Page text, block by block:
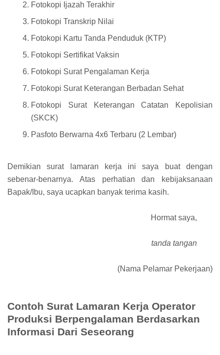
Fotokopi Ijazah Terakhir
Fotokopi Transkrip Nilai
Fotokopi Kartu Tanda Penduduk (KTP)
Fotokopi Sertifikat Vaksin
Fotokopi Surat Pengalaman Kerja
Fotokopi Surat Keterangan Berbadan Sehat
Fotokopi Surat Keterangan Catatan Kepolisian
(SKCK)
Pasfoto Berwarna 4x6 Terbaru (2 Lembar)
Demikian surat lamaran kerja ini saya buat dengan
sebenar-benarnya. Atas perhatian dan kebijaksanaan
Bapak/Ibu, saya ucapkan banyak terima kasih.
Hormat saya,
tanda tangan
(Nama Pelamar Pekerjaan)
Contoh Surat Lamaran Kerja Operator
Produksi Berpengalaman Berdasarkan
Informasi Dari Seseorang